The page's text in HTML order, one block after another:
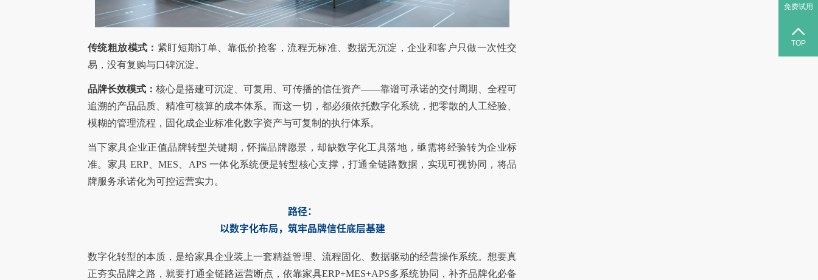
传统粗放模式： 紧盯短期订单、靠低价抢客，流程无标准、数据无沉淀，企业和客户只做一次性交
易，没有复购与口碑沉淀。
品牌长效模式：核心是搭建可沉淀、可复用、可传播的信任资产——靠谱可承诺的交付周期、全程可
追溯的产品品质、精准可核算的成本体系。而这一切，都必须依托数字化系统，把零散的人工经验、
模糊的管理流程，固化成企业标准化数字资产与可复制的执行体系。
当下家具企业正值品牌转型关键期，怀揣品牌愿景，却缺数字化工具落地，亟需将经验转为企业标
准。家具 ERP、MES、APS 一体化系统便是转型核心支撑，打通全链路数据，实现可视协同，将品
牌服务承诺化为可控运营实力。
路径：
以数字化布局，筑牢品牌信任底层基建
数字化转型的本质，是给家具企业装上一套精益管理、流程固化、数据驱动的经营操作系统。想要真
正夯实品牌之路，就要打通全链路运营断点，依靠家具ERP+MES+APS多系统协同，补齐品牌化必备
免费试用
TOP